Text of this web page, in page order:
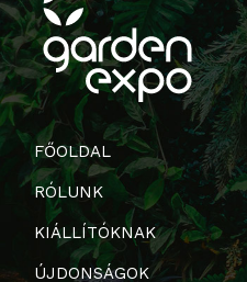
FŐOLDAL
RÓLUNK
KIÁLLÍTÓKNAK
ÚJDONSÁGOK